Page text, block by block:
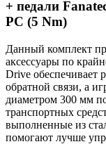
+ педали
PC (5 Nm)
Данный комплект
аксессуары по
Drive
обратной связи, а
диаметром 300 мм
транспортных
выполненные из
помогают лучше